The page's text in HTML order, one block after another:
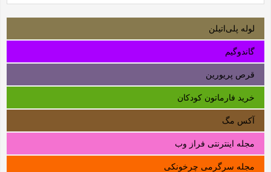
لوله‌ پلی‌اتیلن
گاندوگیم
قرص پریورین
خرید فارماتون کودکان
آکس مگ
مجله اینترنتی فراز وب
مجله سرگرمی چرخونکی